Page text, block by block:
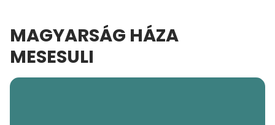
MAGYARSÁG HÁZA
MESESULI